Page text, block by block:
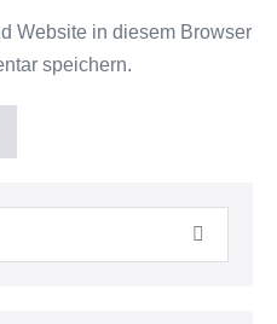
Website in diesem Browser
speichern.